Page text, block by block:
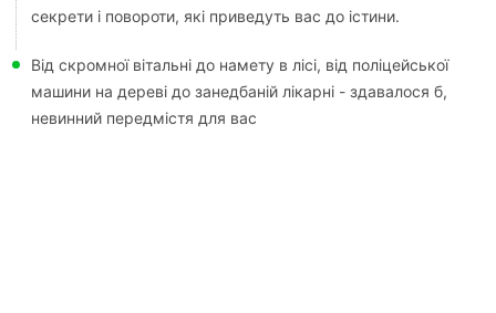
секрети і повороти, які приведуть вас до істини.
Від скромної вітальні до намету в лісі, від поліцейської
машини на дереві до занедбаній лікарні - здавалося б,
невинний передмістя для вас